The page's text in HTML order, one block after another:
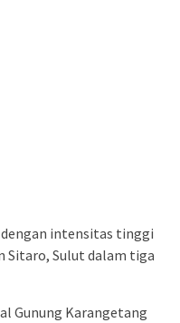
dengan intensitas tinggi
Sitaro, Sulut dalam tiga
Gunung Karangetang